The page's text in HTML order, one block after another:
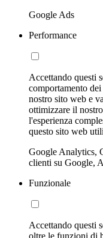
Google Ads
Performance
Accettando questi
comportamento
nostro sito web e
ottimizzare il
l'esperienza
questo sito web
Google Analytics,
clienti su Google,
Funzionale
Accettando questi
oltre le funzioni di